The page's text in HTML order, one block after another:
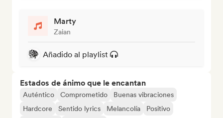
Marty
Zaian
Añadido al playlist
Estados de ánimo que le encantan
Auténtico Comprometido
Buenas vibraciones
Hardcore
Sentido lyrics Melancolía
Positivo